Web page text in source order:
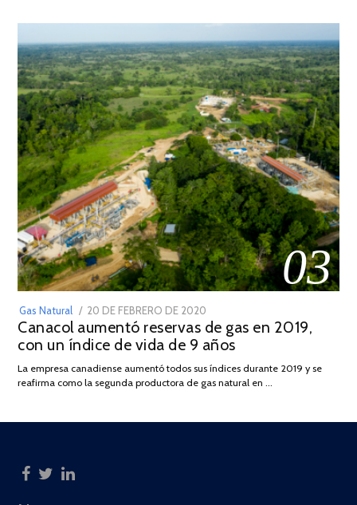
03
Gas Natural
POSTED
ON
20 DE FEBRERO DE 2020
DE
JULIO
2025
Canacol aumentó reservas de gas en 2019,
con un índice de vida de 9 años
La empresa canadiense aumentó todos sus índices durante 2019 y se
reafirma como la segunda productora de gas natural en …